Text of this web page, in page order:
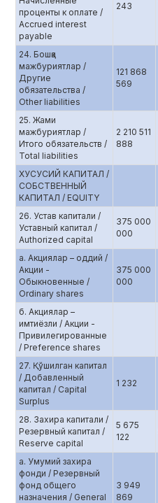
проценты к оплате /
Accrued interest
payable
243
24. Бошқа
мажбуриятлар /
Другие
обязательства /
Other liabilities
121 868
569
25. Жами
мажбуриятлар /
Итого обязательств /
Total liabilities
2 210 511
888
ХУСУСИЙ КАПИТАЛ /
СОБСТВЕННЫЙ
КАПИТАЛ / EQUITY
26. Устав капитали /
Уставный капитал /
Authorized capital
375 000
000
а. Aкциялар – оддий /
Акции -
Обыкновенные /
Ordinary shares
375 000
000
б. Aкциялар –
имтиёзли / Акции -
Привилегированные
/ Preference shares
27. Қўшилган капитал
/ Добавленный
капитал / Capital
Surplus
1 232
28. Захира капитали /
Резервный капитал /
Reserve capital
5 675
122
а. Умумий захира
фонди / Резервный
фонд общего
назначения / General
3 949
869